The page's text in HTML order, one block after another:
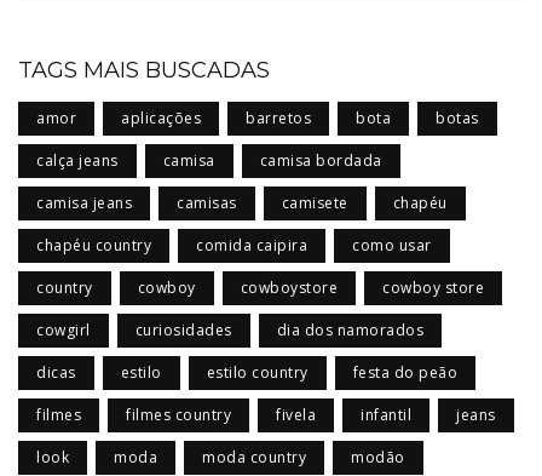
TAGS MAIS BUSCADAS
amor aplicações barretos bota botas
calça jeans camisa camisa bordada
camisa jeans camisas camisete chapéu
chapéu country comida caipira como usar
country cowboy cowboystore cowboy store
cowgirl curiosidades dia dos namorados
dicas estilo estilo country festa do peão
filmes filmes country fivela infantil jeans
look moda moda country modão